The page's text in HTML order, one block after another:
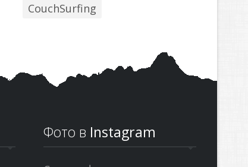
CouchSurfing
Фото в Instagram